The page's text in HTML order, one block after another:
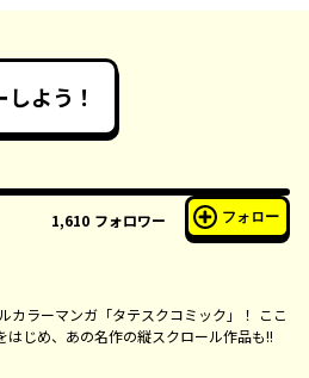
よう！
1,610 フォロワー フォロー
カラーマンガ「タテスクコミック」！ ここ
じめ、あの名作の縦スクロール作品も!!